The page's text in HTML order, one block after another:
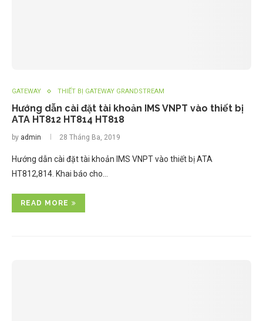
GATEWAY THIẾT BỊ GATEWAY GRANDSTREAM
Hướng dẫn cài đặt tài khoản IMS VNPT vào thiết bị
ATA HT812 HT814 HT818
by admin 28 Tháng Ba, 2019
Hướng dẫn cài đặt tài khoản IMS VNPT vào thiết bị ATA
HT812,814. Khai báo cho…
READ MORE